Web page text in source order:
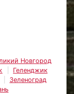
Новгород
Геленджик
Зеленоград